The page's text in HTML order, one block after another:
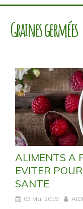
Graines germées
ALIMENTS A
EVITER
SANTE
03 Mai 2019